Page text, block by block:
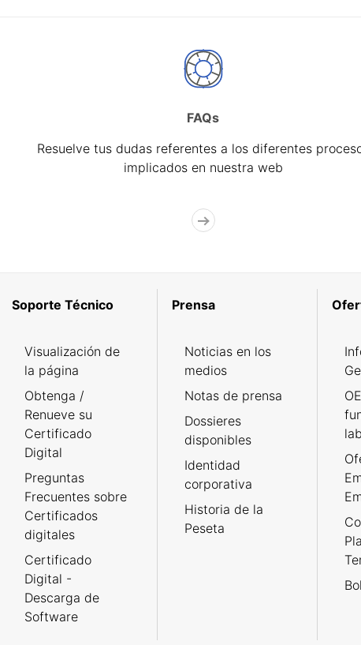
FAQs
Resuelve tus dudas referentes a los diferentes
implicados en nuestra web
Soporte Técnico
Visualización de
la página
Obtenga /
Renueve su
Certificado
Digital
Preguntas
Frecuentes sobre
Certificados
digitales
Certificado
Digital -
Descarga de
Software
Prensa
Noticias en los
medios
Notas de prensa
Dossieres
disponibles
Identidad
corporativa
Historia de la
Peseta